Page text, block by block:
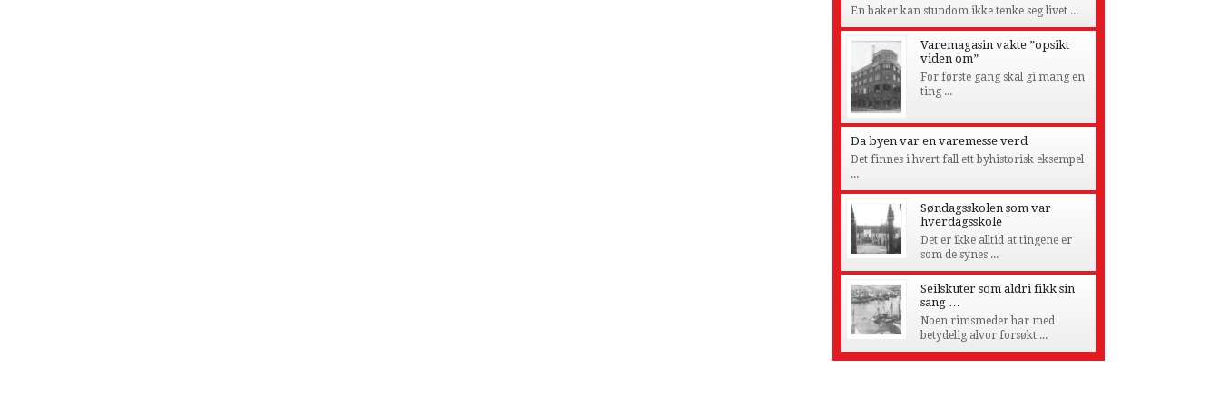
En baker kan stundom ikke tenke seg livet ...
Varemagasin vakte ”opsikt
viden om”
For første gang skal gi mang en
ting ...
Da byen var en varemesse verd
Det finnes i hvert fall ett byhistorisk eksempel
...
Søndagsskolen som var
hverdagsskole
Det er ikke alltid at tingene er
som de synes ...
Seilskuter som aldri fikk sin
sang …
Noen rimsmeder har med
betydelig alvor forsøkt ...